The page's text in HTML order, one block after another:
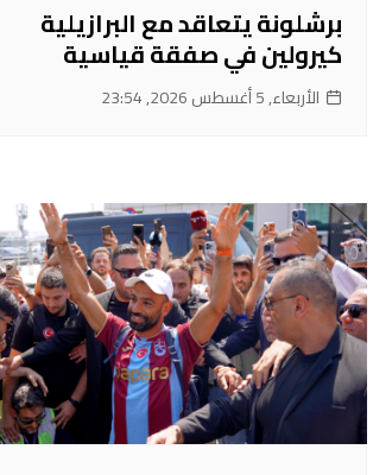
برشلونة يتعاقد مع البرازيلية
كيرولين في صفقة قياسية
الأربعاء, 5 أغسطس 2026, 23:54